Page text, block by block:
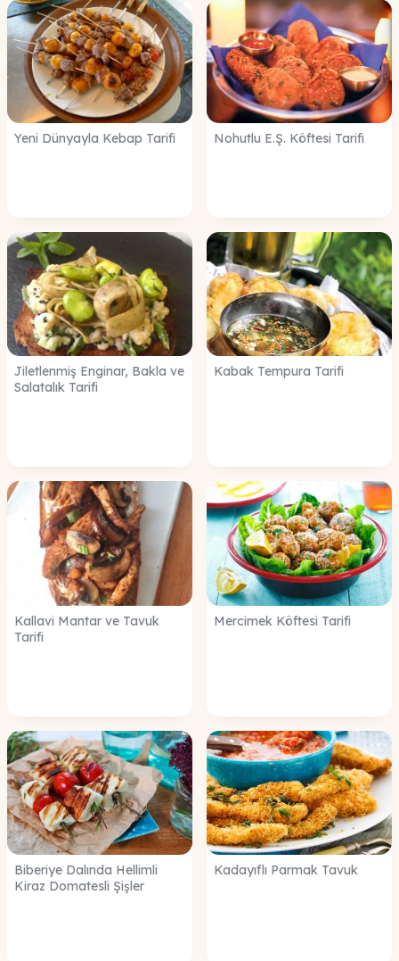
Yeni Dünyayla Kebap Tarifi Nohutlu E.Ş. Köftesi Tarifi
Jiletlenmiş Enginar, Bakla ve
Salatalık Tarifi
Kabak Tempura Tarifi
Kallavi Mantar ve Tavuk
Tarifi
Mercimek Köftesi Tarifi
Biberiye Dalında Hellimli
Kiraz Domatesli Şişler
Kadayıflı Parmak Tavuk